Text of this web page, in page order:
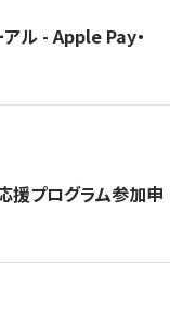
アル - Apple Pay・
援プログラム参加申